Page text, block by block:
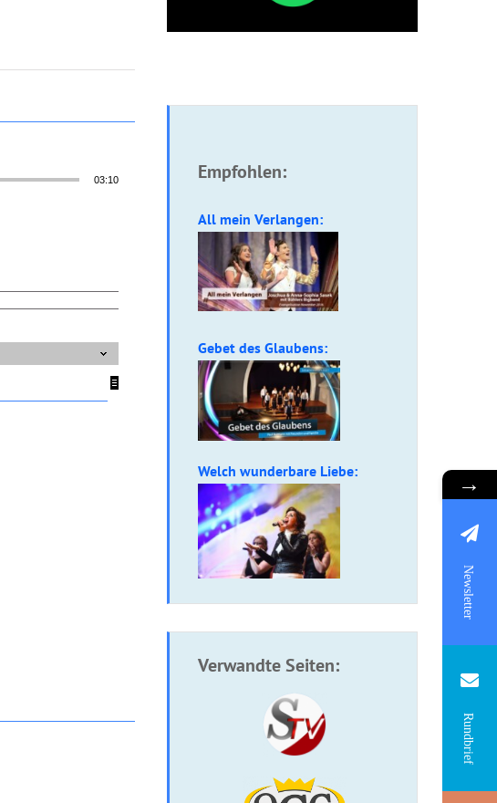
03:10 Empfohlen:
All mein Verlangen:
Gebet des Glaubens:
Welch wunderbare Liebe:
Verwandte Seiten:
→
Newsletter
Rundbrief